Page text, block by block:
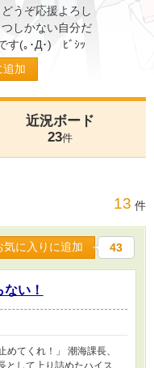
うぞ応援よろし
しかない自分だ
す(｡･Д･)ゞﾋﾞｼｯ
加
近況ボード
23件
13 件
気に入りに追加 43
い！
めてくれ！」 潮海課長、
として上り詰めたハイス